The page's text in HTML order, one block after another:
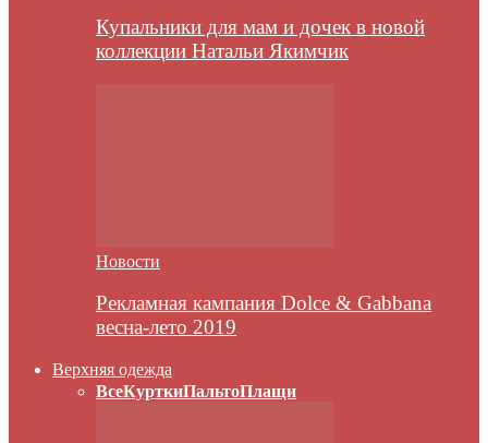
Купальники для мам и дочек в новой
коллекции Натальи Якимчик
Новости
Рекламная кампания Dolce & Gabbana
весна-лето 2019
Верхняя одежда
ВсеКурткиПальтоПлащи